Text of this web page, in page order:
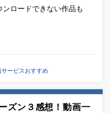
ロードできない作品も
ービスおすすめ
ズン３感想！動画一